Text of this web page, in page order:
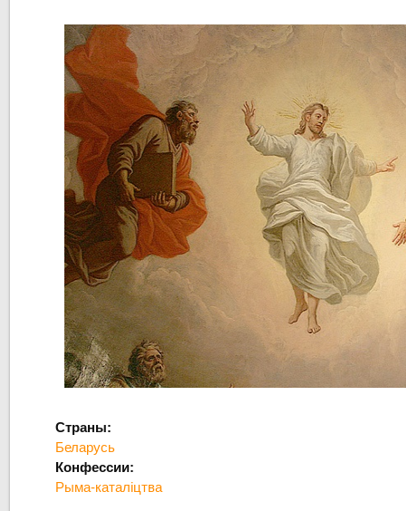
Страны:
Беларусь
Конфессии:
Рыма-каталіцтва